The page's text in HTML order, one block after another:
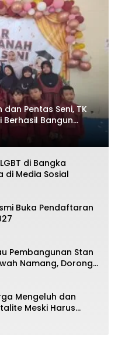
Pentas Seni, TK
Berhasil Bangun
di Bangka
di Media Sosial
Buka Pendaftaran
Pembangunan Stan
Namang, Dorong
Lokal Kian Tertata
Mengeluh dan
Meski Harus